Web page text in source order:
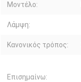
Μοντέλο:
Λάμψη:
Κανονικός τρόπος:
Επισημαίνω: